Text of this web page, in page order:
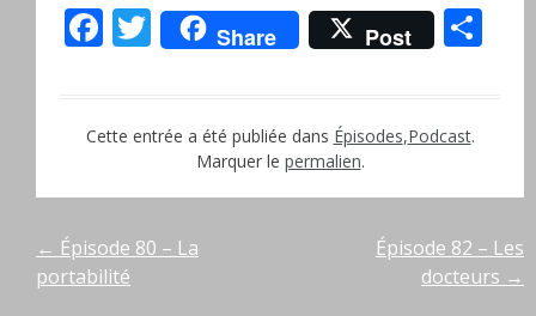
Facebook
Twitter
Share Post
Cette entrée a été publiée dans Épisodes,Podcast.
Marquer le permalien.
Navigation
← Épisode 80 – La
portabilité
Épisode 82 – Les
docteurs →